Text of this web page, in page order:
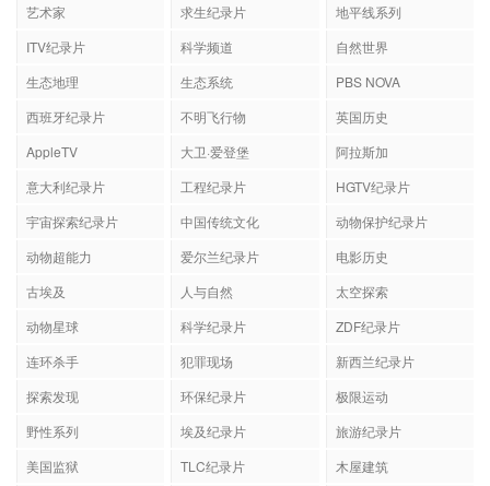
艺术家
求生纪录片
地平线系列
ITV纪录片
科学频道
自然世界
生态地理
生态系统
PBS NOVA
西班牙纪录片
不明飞行物
英国历史
AppleTV
大卫·爱登堡
阿拉斯加
意大利纪录片
工程纪录片
HGTV纪录片
宇宙探索纪录片
中国传统文化
动物保护纪录片
动物超能力
爱尔兰纪录片
电影历史
古埃及
人与自然
太空探索
动物星球
科学纪录片
ZDF纪录片
连环杀手
犯罪现场
新西兰纪录片
探索发现
环保纪录片
极限运动
野性系列
埃及纪录片
旅游纪录片
美国监狱
TLC纪录片
木屋建筑